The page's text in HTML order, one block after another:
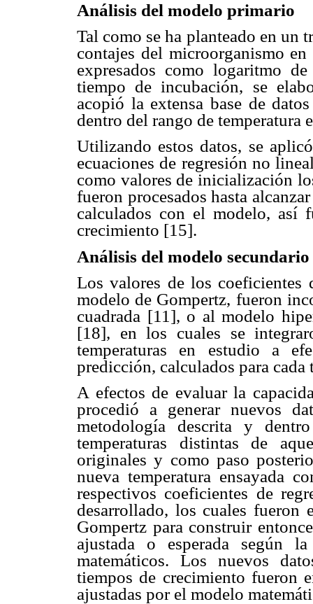
Análisis del modelo primario
Tal como se ha planteado en un
contajes del microorganismo
expresados como logaritmo
tiempo de incubación, se
acopió la extensa base de
dentro del rango de temperatura
Utilizando estos datos, se
ecuaciones de regresión no
como valores de inicialización
fueron procesados hasta
calculados con el modelo, así
crecimiento [15].
Análisis del modelo secundario
Los valores de los coeficientes
modelo de Gompertz, fueron
cuadrada [11], o al modelo
[18], en los cuales se
temperaturas en estudio a
predicción, calculados para cada
A efectos de evaluar la
procedió a generar nuevos
metodología descrita y
temperaturas distintas de
originales y como paso
nueva temperatura ensayada
respectivos coeficientes de
desarrollado, los cuales fueron
Gompertz para construir
ajustada o esperada
matemáticos. Los nuevos
tiempos de crecimiento fueron
ajustadas por el modelo